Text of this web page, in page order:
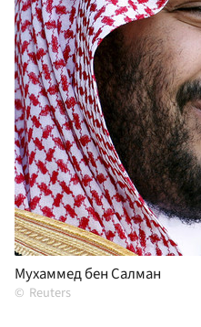
Мухаммед бен Салман
Reuters